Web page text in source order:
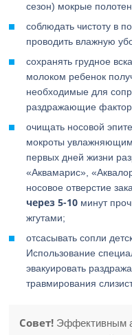
сезон) мокрые
соблюдать чистоту в
проводить влажную
сохранять грудное
молоком ребенок
необходимые для
раздражающие
очищать носовой
мокроты
первых дней жизни
«Аквамарис»,
носовое отверстие
через 5-10 минут
жгутами;
отсасывать сопли
Использование
эвакуировать
травмирования
Совет! Эффективным